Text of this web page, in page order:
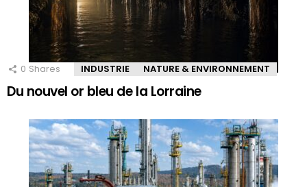
0 Shares INDUSTRIE NATURE & ENVIRONNEMENT
Du nouvel or bleu de la Lorraine